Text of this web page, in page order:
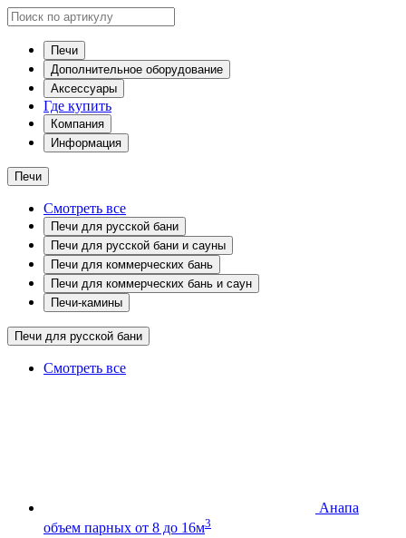
Печи
Дополнительное оборудование
Аксессуары
Где купить
Компания
Информация
Печи
Смотреть все
Печи для русской бани
Печи для русской бани и сауны
Печи для коммерческих бань
Печи для коммерческих бань и саун
Печи-камины
Печи для русской бани
Смотреть все
Анапа
объем парных от 8 до 16м3